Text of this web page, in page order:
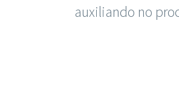
auxiliando no